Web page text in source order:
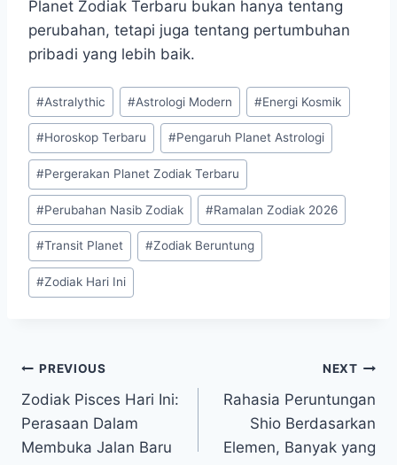
Planet Zodiak Terbaru bukan hanya tentang
perubahan, tetapi juga tentang pertumbuhan
pribadi yang lebih baik.
Post
Tags:
#Astralythic #Astrologi Modern #Energi Kosmik
#Horoskop Terbaru #Pengaruh Planet Astrologi
#Pergerakan Planet Zodiak Terbaru
#Perubahan Nasib Zodiak #Ramalan Zodiak 2026
#Transit Planet #Zodiak Beruntung
#Zodiak Hari Ini
Post
navigation
PREVIOUS
Zodiak Pisces Hari Ini:
Perasaan Dalam
Membuka Jalan Baru
NEXT
Rahasia Peruntungan
Shio Berdasarkan
Elemen, Banyak yang